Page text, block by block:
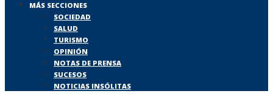
MÁS SECCIONES
SOCIEDAD
SALUD
TURISMO
OPINIÓN
NOTAS DE PRENSA
SUCESOS
NOTICIAS INSÓLITAS